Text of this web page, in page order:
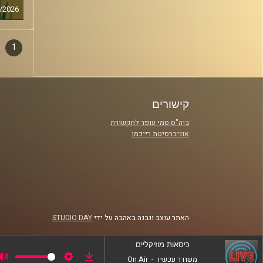
סגירה
1
קישורים
ביה"ס סמי עופר לתקשורת
אוניברסיטת רייכמן
האתר עוצב ונבנה באהבה על ידיSTUDIO DAY
כיסאות מוזיקליים
משודר עכשיו -
On Air